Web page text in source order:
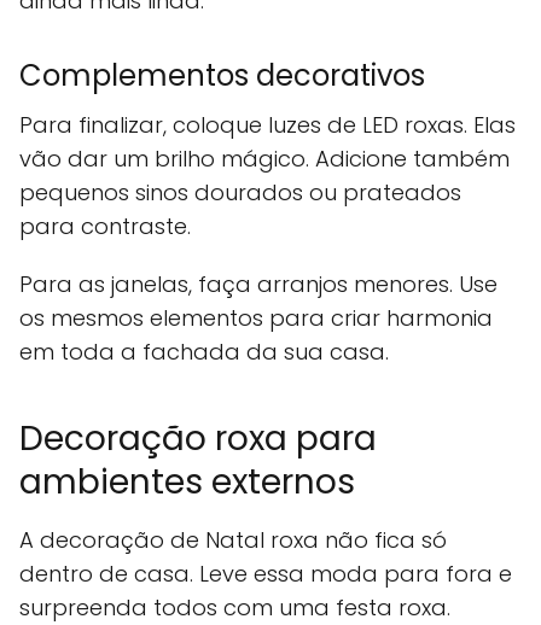
Complementos decorativos
Para finalizar, coloque luzes de LED roxas. Elas
vão dar um brilho mágico. Adicione também
pequenos sinos dourados ou prateados
para contraste.
Para as janelas, faça arranjos menores. Use
os mesmos elementos para criar harmonia
em toda a fachada da sua casa.
Decoração roxa para
ambientes externos
A decoração de Natal roxa não fica só
dentro de casa. Leve essa moda para fora e
surpreenda todos com uma festa roxa.